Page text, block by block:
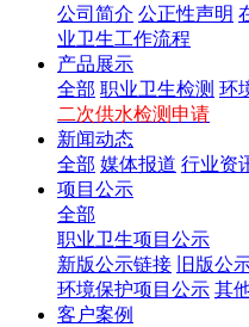
公司简介 公正性声明
业卫生工作流程
产品展示
全部 职业卫生检测 环
二次供水检测申请
新闻动态
全部 媒体报道 行业资
项目公示
全部
职业卫生项目公示
新版公示链接
旧版公
环境保护项目公示 其
客户案例